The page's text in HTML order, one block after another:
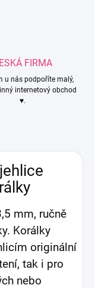
FIRMA
u nás podpoříte malý,
internetový obchod
♥.
mm, ručně
Korálky
originální
tak i pro
nebo